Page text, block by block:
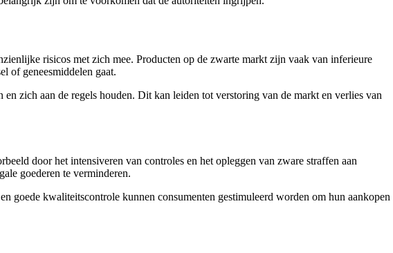
risicos met zich mee. Producten op de zwarte markt zijn vaak van inferieure
of geneesmiddelen gaat.
zich aan de regels houden. Dit kan leiden tot verstoring van de markt en verlies van
door het intensiveren van controles en het opleggen van zware straffen aan
goederen te verminderen.
goede kwaliteitscontrole kunnen consumenten gestimuleerd worden om hun aankopen